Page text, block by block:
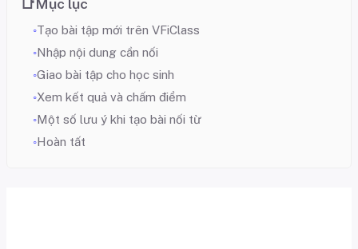
Tạo bài tập mới trên VFiClass
Nhập nội dung cần nối
Giao bài tập cho học sinh
Xem kết quả và chấm điểm
Một số lưu ý khi tạo bài nối từ
Hoàn tất